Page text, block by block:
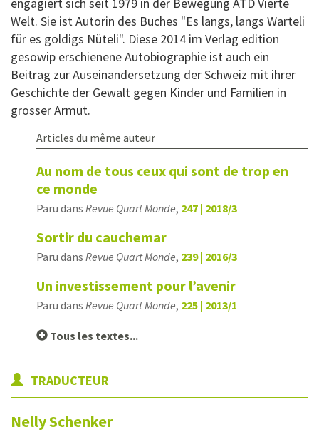
Welt. Sie ist Autorin des Buches "Es langs, langs Warteli
für es goldigs Nüteli". Diese 2014 im Verlag edition
gesowip erschienene Autobiographie ist auch ein
Beitrag zur Auseinandersetzung der Schweiz mit ihrer
Geschichte der Gewalt gegen Kinder und Familien in
grosser Armut.
Articles du même auteur
Au nom de tous ceux qui sont de trop en
ce monde
Paru dans Revue Quart Monde, 247 | 2018/3
Sortir du cauchemar
Paru dans Revue Quart Monde, 239 | 2016/3
Un investissement pour l’avenir
Paru dans Revue Quart Monde, 225 | 2013/1
Tous les textes...
TRADUCTEUR
NellySchenker